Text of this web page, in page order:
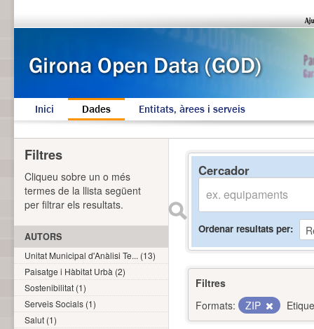
Inici Dades Entitats, àrees i serveis
Cercador
Ordenar resultats per
Filtres
Formats:
ZIP
Filtres
Cliqueu sobre un o més
termes de la llista següent
per filtrar els resultats.
AUTORS
Unitat Municipal d'Anàlisi Te... (13)
Paisatge i Hàbitat Urbà (2)
Sostenibilitat (1)
Serveis Socials (1)
Salut (1)